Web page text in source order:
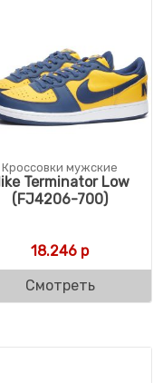
составляла 23.502
12.000 р.
Кроссовки мужские
Terminator Low
(FJ4206-700)
18.246 р
Смотреть